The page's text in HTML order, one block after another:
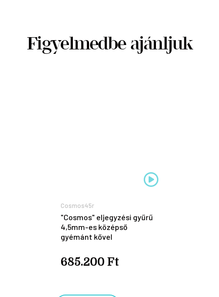
Figyelmedbe ajánljuk
Cosmos45r
"Cosmos" eljegyzési gyűrű
4,5mm-es középső
gyémánt kővel
685.200 Ft